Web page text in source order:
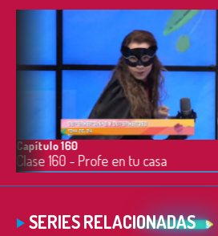
Capítulo 160
Clase 160 - Profe en tu casa
SERIES RELACIONADAS